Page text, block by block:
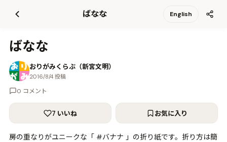
ばなな English
ばなな
おりがみくらぶ（新宮文明）
2016/8/4 投稿
0 コメント
7 いいね お気に入り
房の重なりがユニークな「 #バナナ 」の折り紙です。折り方は簡